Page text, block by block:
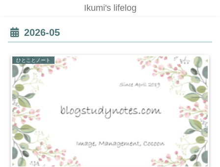
Ikumi's lifelog
2026-05
ひとことノート